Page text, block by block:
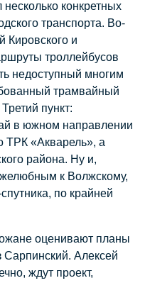
конкретных
транспорта. Во-
Кировского и
троллейбусов
недоступный многим
трамвайный
пункт:
в южном направлении
ТРК «Акварель», а
района. Ну и,
к Волжскому,
по крайней
оценивают планы
Сарпинский. Алексей
ждут проект,